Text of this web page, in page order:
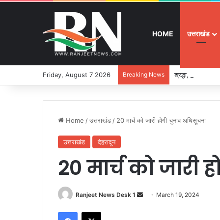
HOME उत्तराखंड
Friday, August 7 2026 Breaking News श्रद्धा, सुरक्षा और
Home /उत्तराखंड / 20 मार्च को जारी होगी चुनाव अधिसूचना
उत्तराखंड देहरादून
20 मार्च को जारी
Ranjeet News Desk 1 March 19, 2024